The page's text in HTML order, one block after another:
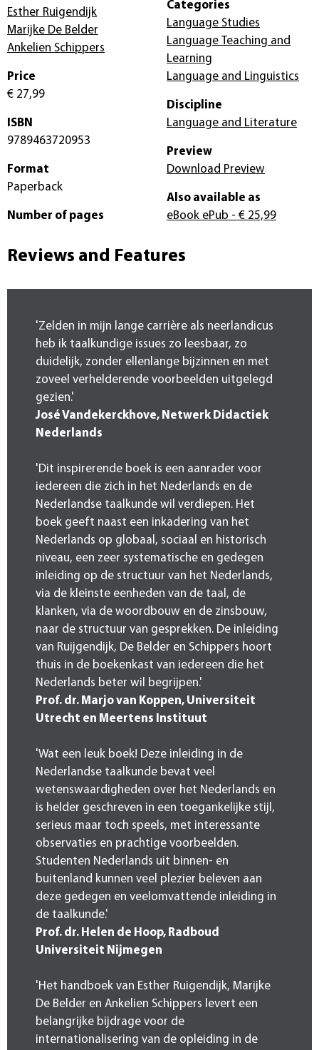
Esther Ruigendijk
Marijke De Belder
Ankelien Schippers
Price
€ 27,99
ISBN
9789463720953
Format
Paperback
Number of pages
Categories
Language Studies
Language Teaching and
Learning
Language and Linguistics
Discipline
Language and Literature
Preview
Download Preview
Also available as
eBook ePub - € 25,99
Reviews and Features
'Zelden in mijn lange carrière als neerlandicus
heb ik taalkundige issues zo leesbaar, zo
duidelijk, zonder ellenlange bijzinnen en met
zoveel verhelderende voorbeelden uitgelegd
gezien.'
José Vandekerckhove, Netwerk Didactiek
Nederlands
'Dit inspirerende boek is een aanrader voor
iedereen die zich in het Nederlands en de
Nederlandse taalkunde wil verdiepen. Het
boek geeft naast een inkadering van het
Nederlands op globaal, sociaal en historisch
niveau, een zeer systematische en gedegen
inleiding op de structuur van het Nederlands,
via de kleinste eenheden van de taal, de
klanken, via de woordbouw en de zinsbouw,
naar de structuur van gesprekken. De inleiding
van Ruijgendijk, De Belder en Schippers hoort
thuis in de boekenkast van iedereen die het
Nederlands beter wil begrijpen.'
Prof. dr. Marjo van Koppen, Universiteit
Utrecht en Meertens Instituut
'Wat een leuk boek! Deze inleiding in de
Nederlandse taalkunde bevat veel
wetenswaardigheden over het Nederlands en
is helder geschreven in een toegankelijke stijl,
serieus maar toch speels, met interessante
observaties en prachtige voorbeelden.
Studenten Nederlands uit binnen- en
buitenland kunnen veel plezier beleven aan
deze gedegen en veelomvattende inleiding in
de taalkunde.'
Prof. dr. Helen de Hoop, Radboud
Universiteit Nijmegen
'Het handboek van Esther Ruigendijk, Marijke
De Belder en Ankelien Schippers levert een
belangrijke bijdrage voor de
internationalisering van de opleiding in de